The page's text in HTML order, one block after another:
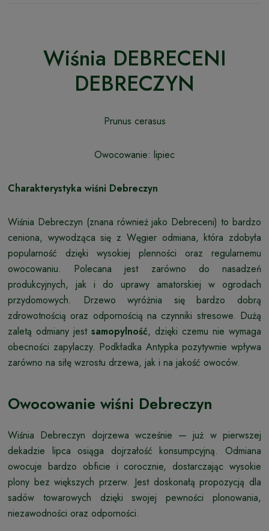
Wiśnia DEBRECENI
DEBRECZYN
Prunus cerasus
Owocowanie: lipiec
Charakterystyka wiśni Debreczyn
Wiśnia Debreczyn (znana również jako Debreceni) to bardzo
ceniona, wywodząca się z Węgier odmiana, która zdobyła
popularność dzięki wysokiej plenności oraz regularnemu
owocowaniu. Polecana jest zarówno do nasadzeń
produkcyjnych, jak i do uprawy amatorskiej w ogrodach
przydomowych. Drzewo wyróżnia się bardzo dobrą
zdrowotnością oraz odpornością na czynniki stresowe. Dużą
zaletą odmiany jest samopylność, dzięki czemu nie wymaga
obecności zapylaczy. Podkładka Antypka pozytywnie wpływa
zarówno na siłę wzrostu drzewa, jak i na jakość owoców.
Owocowanie wiśni Debreczyn
Wiśnia Debreczyn dojrzewa wcześnie — już w pierwszej
dekadzie lipca osiąga dojrzałość konsumpcyjną. Odmiana
owocuje bardzo obficie i corocznie, dostarczając wysokie
plony bez większych przerw. Jest doskonałą propozycją dla
sadów towarowych dzięki swojej pewności plonowania,
niezawodności oraz odporności.